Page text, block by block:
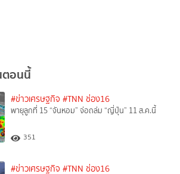
ตอนนี้
#ข่าวเศรษฐกิจ #TNN ช่อง16
พายุลูกที่ 15 “จันหอม” จ่อถล่ม “ญี่ปุ่น” 11 ส.ค.นี้
351
#ข่าวเศรษฐกิจ #TNN ช่อง16